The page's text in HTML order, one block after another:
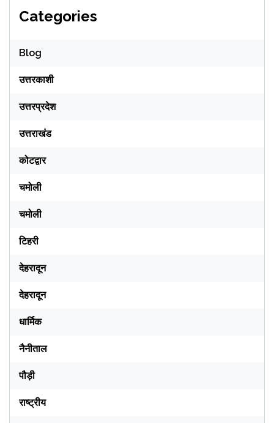
Categories
Blog
उत्तरकाशी
उत्तरप्रदेश
उत्तराखंड
कोटद्वार
चमोली
चमोली
टिहरी
देहरादून
देहरादून
धार्मिक
नैनीताल
पौड़ी
राष्ट्रीय